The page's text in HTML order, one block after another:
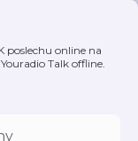
poslechu online na
Talk offline.